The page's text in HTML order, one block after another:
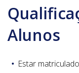
Alunos
Estar